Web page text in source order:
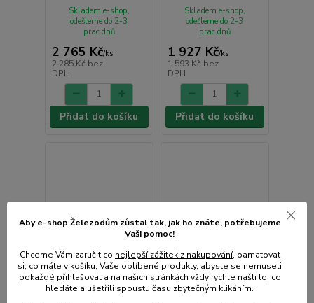
2 765 Kč/ks
2 285 Kč bez
DPH
Skladem e-shop,
odešleme do 2-3
prac.dnů
Přidat do košíku
1 927 Kč/ks
1 593 Kč bez
DPH
Skladem e-shop,
odešleme do 2-3
prac.dnů
Přidat do košíku
Aby e-shop Železodům zůstal tak, jak ho znáte, potřebujeme
Vaši pomoc!
Chceme Vám zaručit co nejlepší zážitek z nakupování, pamatovat
si, co máte v košíku, Vaše oblíbené produkty, abyste se nemuseli
pokaždé přihlašovat a na našich stránkách vždy rychle našli to, co
hledáte a ušetřili spoustu času zbytečným klikáním.